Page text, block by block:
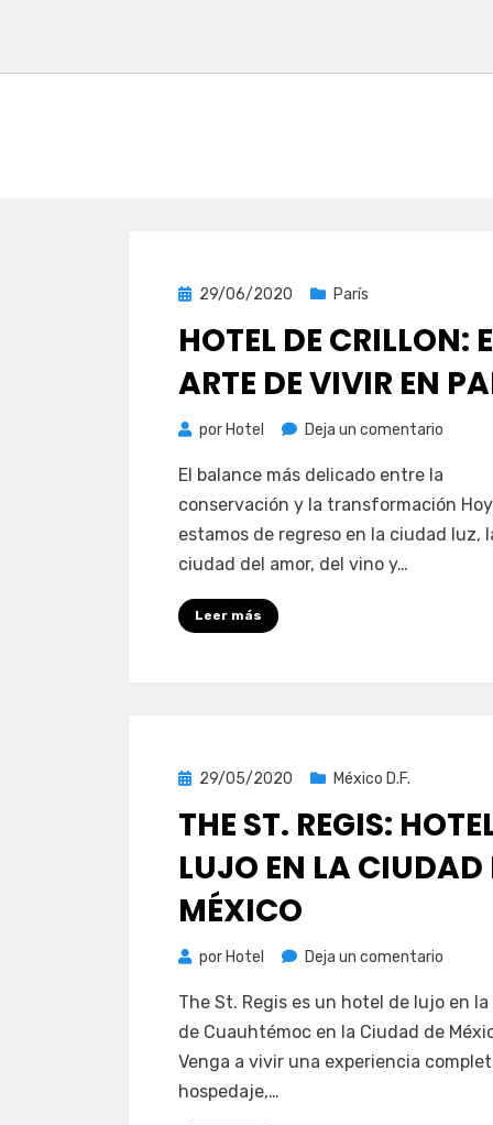
Publicada
29/06/2020 París
HOTEL DE CRILLON:
ARTE DE VIVIR EN
por Hotel Deja un comentario
Crillon:
el
El balance más delicado entre la
conservación y la transformación Hoy
estamos de regreso en la ciudad luz,
ciudad del amor, del vino y…
Leer más
Publicada
29/05/2020 México D.F.
THE ST. REGIS:
LUJO EN LA CIUDAD
MÉXICO
por Hotel Deja un comentario
St.
Regis:
hotel
The St. Regis es un hotel de lujo en la
de Cuauhtémoc en la Ciudad de
Venga a vivir una experiencia
hospedaje,…